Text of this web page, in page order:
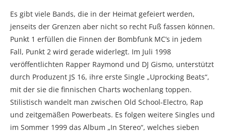
Es gibt viele Bands, die in der Heimat gefeiert werden,
jenseits der Grenzen aber nicht so recht Fuß fassen können.
Punkt 1 erfüllen die Finnen der Bombfunk MC’s in jedem
Fall, Punkt 2 wird gerade widerlegt. Im Juli 1998
veröffentlichten Rapper Raymond und DJ Gismo, unterstützt
durch Produzent JS 16, ihre erste Single „Uprocking Beats“,
mit der sie die finnischen Charts wochenlang toppen.
Stilistisch wandelt man zwischen Old School-Electro, Rap
und zeitgemäßen Powerbeats. Es folgen weitere Singles und
im Sommer 1999 das Album „In Stereo“, welches sieben